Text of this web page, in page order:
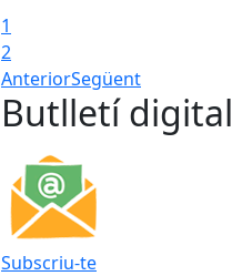
1
2
AnteriorSegüent
Butlletí digital
Subscriu-te